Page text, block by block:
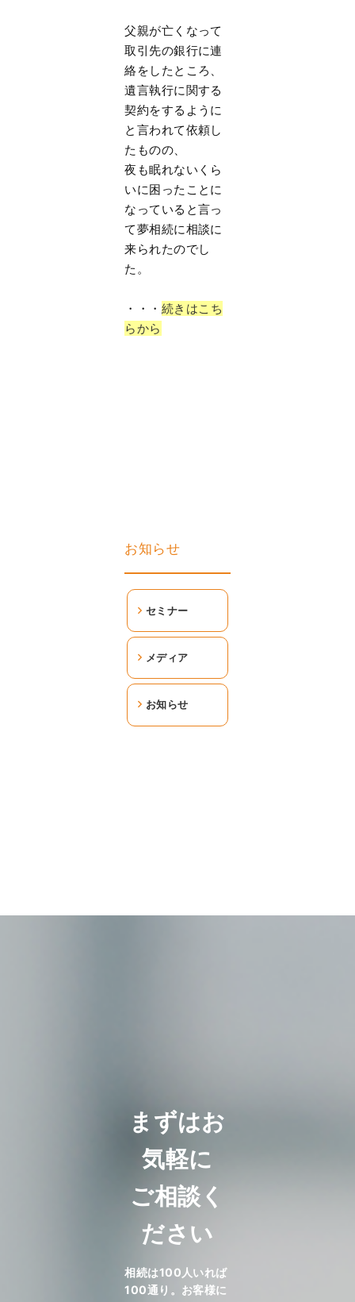
父親が亡くなって
取引先の銀行に連
絡をしたところ、
遺言執行に関する
契約をするように
と言われて依頼し
たものの、
夜も眠れないくら
いに困ったことに
なっていると言っ
て夢相続に相談に
来られたのでし
た。
・・・ 続きはこち
らから
お知らせ
セミナー
メディア
お知らせ
まずはお
気軽に
ご相談く
ださい
相続は100人いれば
100通り。お客様に